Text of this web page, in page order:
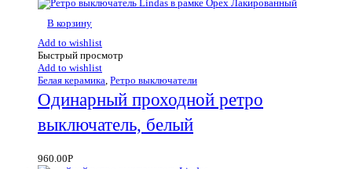
В корзину
Add to wishlist
Быстрый просмотр
Add to wishlist
Белая керамика, Ретро выключатели
Одинарный проходной ретро
выключатель, белый
960.00Р